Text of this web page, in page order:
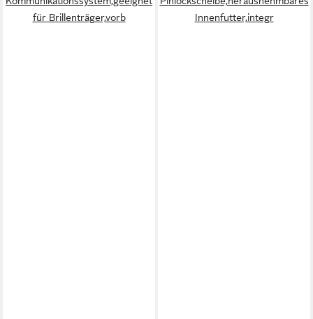
für Brillenträger,vorb
Innenfutter,integr